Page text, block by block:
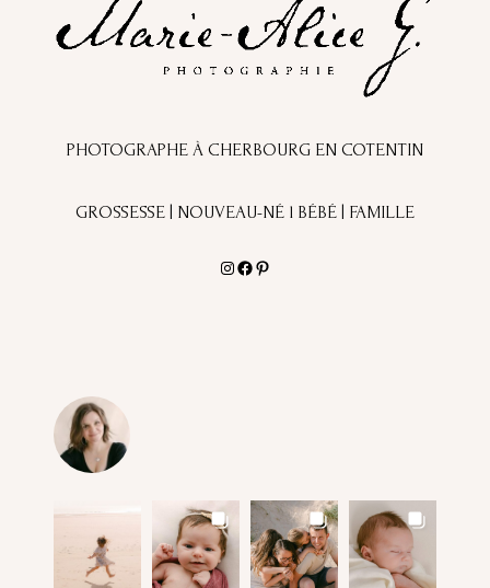
PHOTOGRAPHE À CHERBOURG EN COTENTIN
GROSSESSE | NOUVEAU-NÉ l BÉBÉ | FAMILLE
Instagram
Facebook
Pinterest